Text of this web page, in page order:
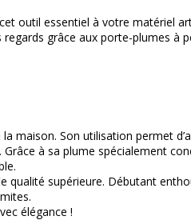
outil essentiel à votre matériel
grâce aux porte-plumes à
maison. Son utilisation permet
Grâce à sa plume spécialement
qualité supérieure. Débutant
élégance !